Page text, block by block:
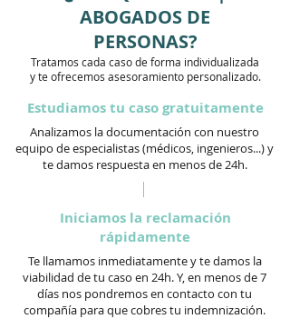
ABOGADOS DE
PERSONAS?
Tratamos cada caso de forma individualizada
y te ofrecemos asesoramiento personalizado.
Estudiamos tu caso gratuitamente
Analizamos la documentación con nuestro
equipo de especialistas (médicos, ingenieros...) y
te damos respuesta en menos de 24h.
Iniciamos la reclamación
rápidamente
Te llamamos inmediatamente y te damos la
viabilidad de tu caso en 24h. Y, en menos de 7
días nos pondremos en contacto con tu
compañía para que cobres tu indemnización.